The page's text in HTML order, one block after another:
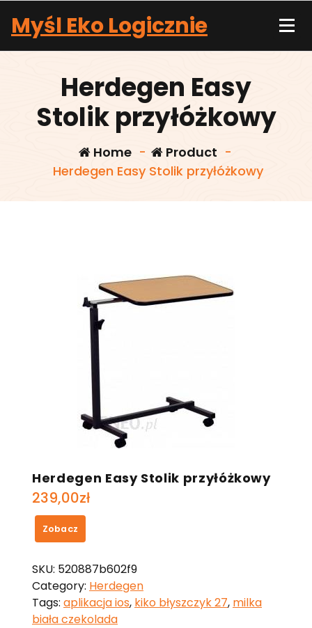
content
Myśl Eko Logicznie
Herdegen Easy
Stolik przyłóżkowy
Home- Product -
Herdegen Easy Stolik przyłóżkowy
Herdegen Easy Stolik przyłóżkowy
239,00zł
Zobacz
SKU: 520887b602f9
Category: Herdegen
Tags: aplikacja ios, kiko błyszczyk 27, milka
biała czekolada